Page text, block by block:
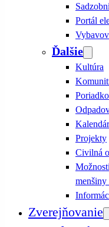
Portál
Ďalšie
Kultúra
Projekty
Civilná
menšiny
Zverejňovanie